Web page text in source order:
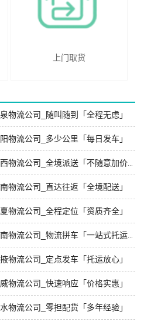
上门取货
物流公司_随叫随到「全程无虑」
物流公司_多少公里「每日发车」
物流公司_直达往返「全境配送」
物流公司_全程定位「资质齐全」
物流公司_定点发车「托运放心」
物流公司_快速响应「价格实惠」
物流公司_零担配货「多年经验」